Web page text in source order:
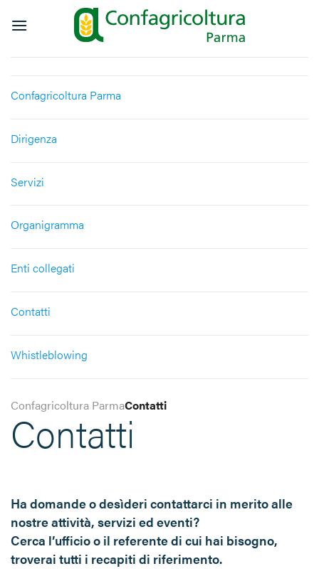
Confagricoltura Parma
Dirigenza
Servizi
Organigramma
Enti collegati
Contatti
Whistleblowing
Confagricoltura ParmaContatti
Contatti
Ha domande o desìderi contattarci in merito alle
nostre attività, servizi ed eventi?
Cerca l’ufficio o il referente di cui hai bisogno,
troverai tutti i recapiti di riferimento.